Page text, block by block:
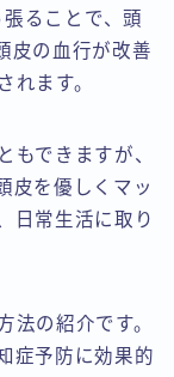
ることで、頭
皮の血行が改善
れます。
もできますが、
皮を優しくマッ
日常生活に取り
法の紹介です。
症予防に効果的